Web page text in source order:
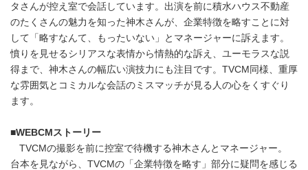
タさんが控え室で会話しています。出演を前に積水ハウス不動産
のたくさんの魅力を知った神木さんが、企業特徴を略すことに対
して「略すなんて、もったいない」とマネージャーに訴えます。
憤りを見せるシリアスな表情から情熱的な訴え、ユーモラスな説
得まで、神木さんの幅広い演技力にも注目です。TVCM同様、重厚
な雰囲気とコミカルな会話のミスマッチが見る人の心をくすぐり
ます。
■WEBCM ストーリー
TVCMの撮影を前に控室で待機する神木さんとマネージャー。
台本を見ながら、TVCMの「企業特徴を略す」部分に疑問を感じる